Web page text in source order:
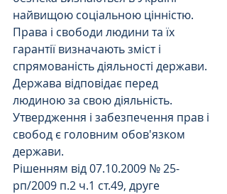
найвищою соціальною цінністю.
Права і свободи людини та їх
гарантії визначають зміст і
спрямованість діяльності держави.
Держава відповідає перед
людиною за свою діяльність.
Утвердження і забезпечення прав і
свобод є головним обов'язком
держави.
Рішенням від 07.10.2009 № 25-
рп/2009 п.2 ч.1 ст.49, друге